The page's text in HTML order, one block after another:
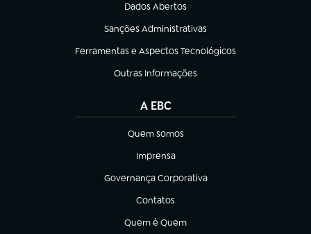
Dados Abertos
(abre em nova aba)
Sanções Administrativas
(abre em nova aba)
Ferramentas e Aspectos Tecnológicos
(abre em nova aba)
Outras Informações
(abre em nova aba)
A EBC
Quem somos
(abre em nova aba)
Imprensa
(abre em nova aba)
Governança Corporativa
(abre em nova aba)
Contatos
(abre em nova aba)
Quem é Quem
(abre em nova aba)